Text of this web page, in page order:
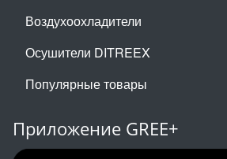
Воздухоохладители
Осушители DITREEX
Популярные товары
Приложение GREE+